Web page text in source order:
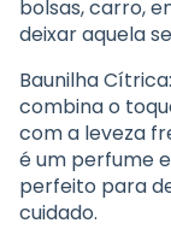
bolsas, carro,
deixar aquela
Baunilha
combina o
com a leveza
é um perfume
perfeito para
cuidado.